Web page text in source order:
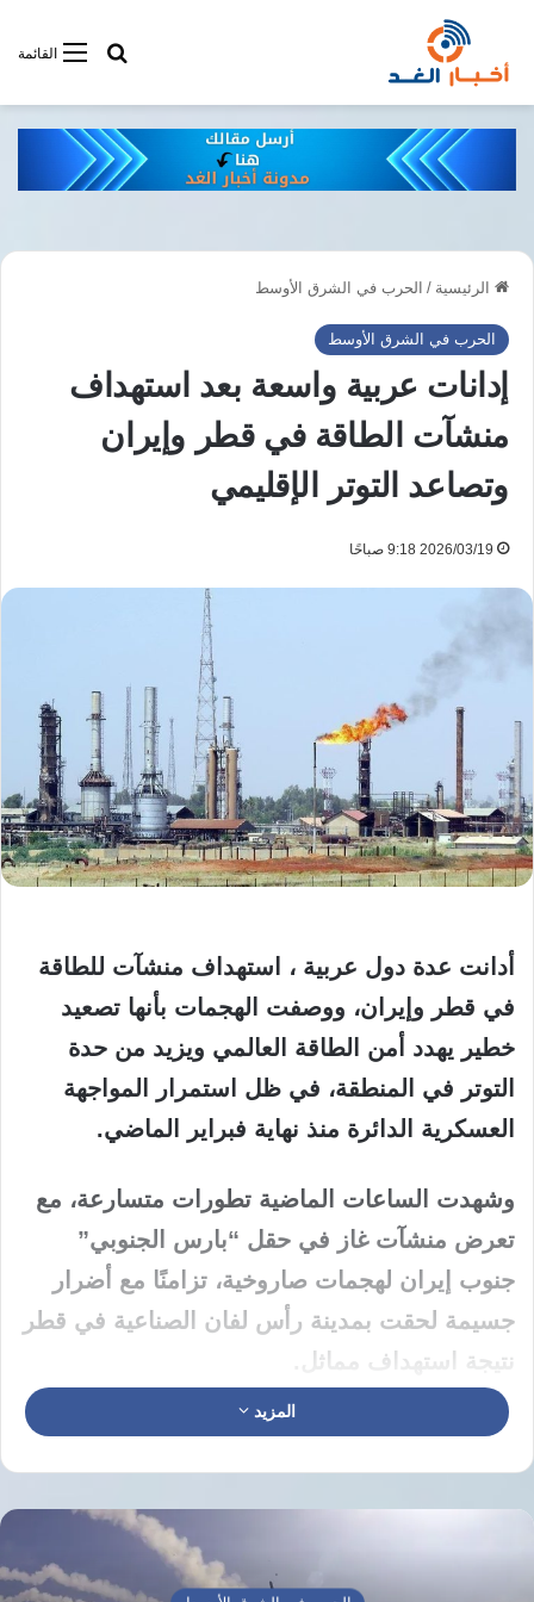
القائمةأبحت فى
الرئيسية / الحرب في الشرق الأوسط
الحرب في الشرق الأوسط
إدانات عربية واسعة بعد استهداف
منشآت الطاقة في قطر وإيران
وتصاعد التوتر الإقليمي
2026/03/19 9:18 صباحًا
أدانت عدة دول عربية ، استهداف منشآت للطاقة
في قطر وإيران، ووصفت الهجمات بأنها تصعيد
خطير يهدد أمن الطاقة العالمي ويزيد من حدة
التوتر في المنطقة، في ظل استمرار المواجهة
العسكرية الدائرة منذ نهاية فبراير الماضي.
وشهدت الساعات الماضية تطورات متسارعة، مع
تعرض منشآت غاز في حقل “بارس الجنوبي”
جنوب إيران لهجمات صاروخية، تزامنًا مع أضرار
جسيمة لحقت بمدينة رأس لفان الصناعية في قطر
نتيجة استهداف مماثل.
استهداف أكبر حقل غاز في العالم
انفجارات في منطقة عسلويه، حيث يقع حقل
“بارس الجنوبي”، الذي يُعد أكبر حقل للغاز
المزيد